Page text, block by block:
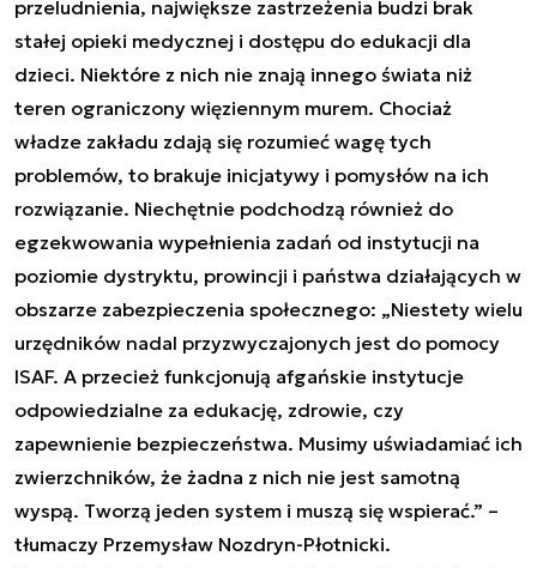
przeludnienia, największe zastrzeżenia budzi brak
stałej opieki medycznej i dostępu do edukacji dla
dzieci. Niektóre z nich nie znają innego świata niż
teren ograniczony więziennym murem. Chociaż
władze zakładu zdają się rozumieć wagę tych
problemów, to brakuje inicjatywy i pomysłów na ich
rozwiązanie. Niechętnie podchodzą również do
egzekwowania wypełnienia zadań od instytucji na
poziomie dystryktu, prowincji i państwa działających w
obszarze zabezpieczenia społecznego: „Niestety wielu
urzędników nadal przyzwyczajonych jest do pomocy
ISAF. A przecież funkcjonują afgańskie instytucje
odpowiedzialne za edukację, zdrowie, czy
zapewnienie bezpieczeństwa. Musimy uświadamiać ich
zwierzchników, że żadna z nich nie jest samotną
wyspą. Tworzą jeden system i muszą się wspierać.” –
tłumaczy Przemysław Nozdryn-Płotnicki.